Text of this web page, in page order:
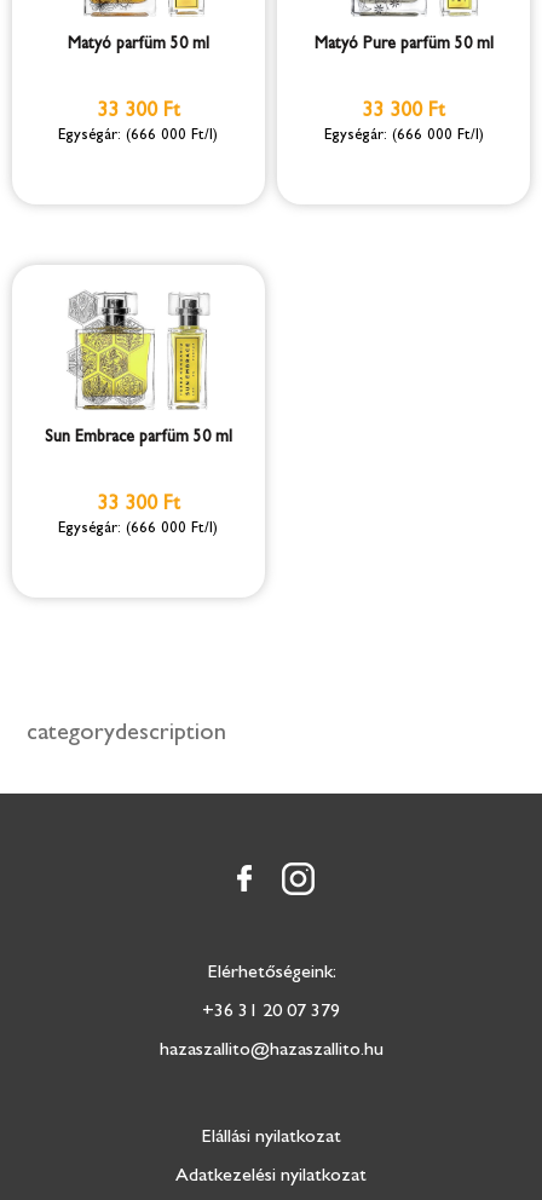
Matyó parfüm 50 ml
33 300 Ft
(666 000 Ft/l)
Matyó Pure parfüm 50 ml
33 300 Ft
(666 000 Ft/l)
Sun Embrace parfüm 50 ml
33 300 Ft
(666 000 Ft/l)
categorydescription
Elérhetőségeink:
+36 31 20 07 379
hazaszallito@hazaszallito.hu
Elállási nyilatkozat
Adatkezelési nyilatkozat